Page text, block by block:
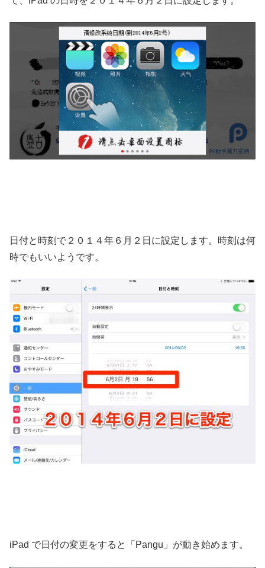
日付と時刻で２０１４年６月２日に設定します。時刻は何
時でもいいようです。
iPad で日付の変更をすると「Pangu」が動き始めます。